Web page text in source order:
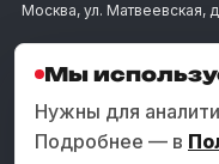
УСЛУГИ
Москва, ул. Матвеевская,
Мы
Нужны для
Подробнее — в